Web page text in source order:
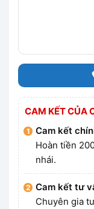
CAM KẾT CỦA
Cam kết
Hoàn tiền
nhái.
Cam kết tư
Chuyên gia